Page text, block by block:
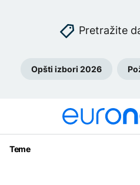
Pretražite
Opšti izbori 2026
Teme